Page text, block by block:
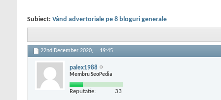
Subiect: Vând advertoriale pe 8 bloguri generale
22nd December 2020, 19:45
palex1988
Membru SeoPedia
Reputatie: 33